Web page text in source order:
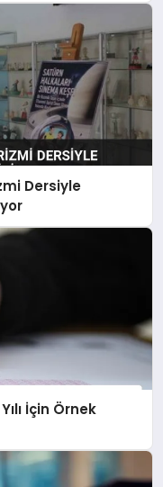
Dersiyle
İçin Örnek